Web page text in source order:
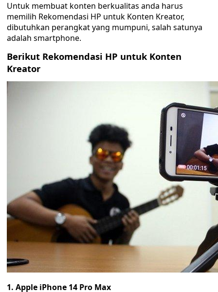
Untuk membuat konten berkualitas anda harus
memilih Rekomendasi HP untuk Konten Kreator,
dibutuhkan perangkat yang mumpuni, salah satunya
adalah smartphone.
Berikut Rekomendasi HP untuk Konten
Kreator
1. Apple iPhone 14 Pro Max